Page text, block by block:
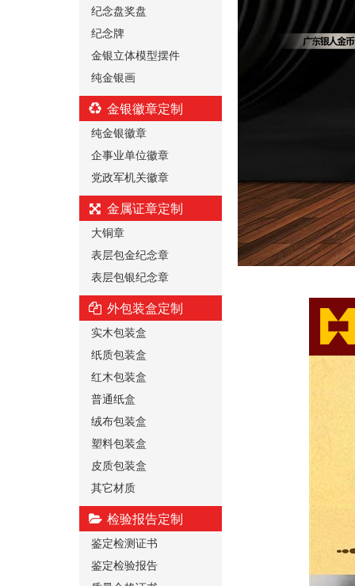
纪念盘奖盘
纪念牌
金银立体模型摆件
纯金银画
金银徽章定制
纯金银徽章
企事业单位徽章
党政军机关徽章
金属证章定制
大铜章
表层包金纪念章
表层包银纪念章
外包装盒定制
实木包装盒
纸质包装盒
红木包装盒
普通纸盒
绒布包装盒
塑料包装盒
皮质包装盒
其它材质
检验报告定制
鉴定检测证书
鉴定检验报告